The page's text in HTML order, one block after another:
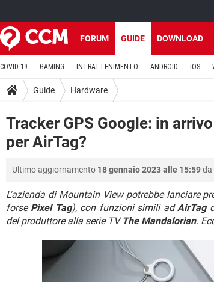
FORUM GUIDE DOWNLOAD
COVID-19 GAMING INTRATTENIMENTO ANDROID iOS
Guide Hardware
Tracker GPS Google: in
per AirTag?
Ultimo aggiornamento 18 gennaio 2023 alle 15:59da
L'azienda di Mountain View potrebbe lanciare
forse Pixel Tag), con funzioni simili adAirTag
del produttore alla serie TVThe Mandalorian.